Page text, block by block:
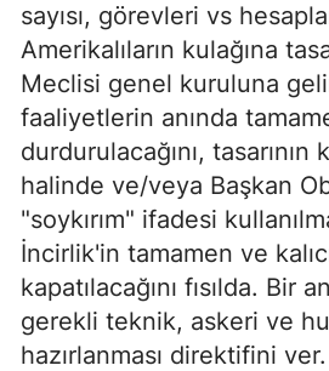
sayısı, görevleri vs
Amerikalıların kulağına
Meclisi genel kuruluna
faaliyetlerin anında
durdurulacağını,
halinde ve/veya Başkan
"soykırım" ifadesi
İncirlik'in tamamen ve
kapatılacağını fısılda. Bir
gerekli teknik, askeri ve
hazırlanması direktifini ver.